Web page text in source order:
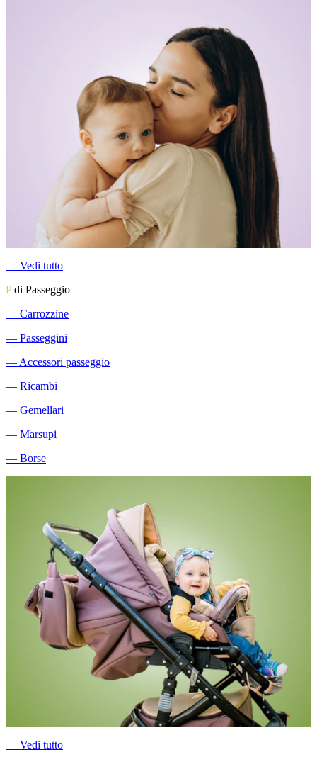
― Vedi tutto
Pdi Passeggio
― Carrozzine
― Passeggini
― Accessori passeggio
― Ricambi
― Gemellari
― Marsupi
― Borse
― Vedi tutto